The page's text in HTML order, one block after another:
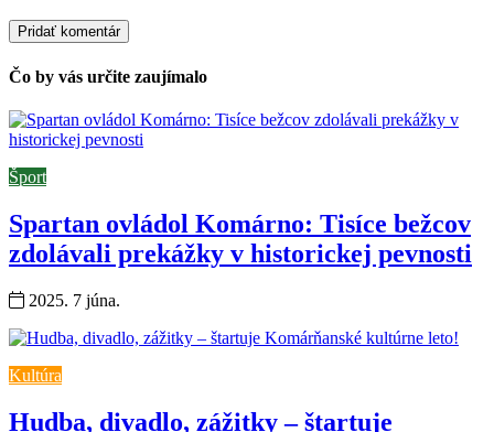
Čo by vás určite zaujímalo
Šport
Spartan ovládol Komárno: Tisíce bežcov
zdolávali prekážky v historickej pevnosti
2025. 7 júna.
Kultúra
Hudba, divadlo, zážitky – štartuje